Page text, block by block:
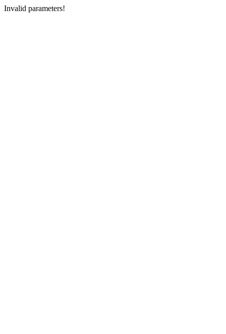
Invalid parameters!